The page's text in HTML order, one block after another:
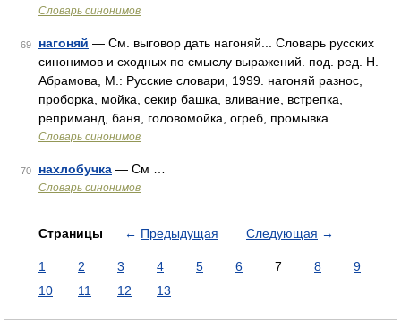
Словарь синонимов
69 нагоняй — См. выговор дать нагоняй... Словарь русских
синонимов и сходных по смыслу выражений. под. ред. Н.
Абрамова, М.: Русские словари, 1999. нагоняй разнос,
проборка, мойка, секир башка, вливание, встрепка,
реприманд, баня, головомойка, огреб, промывка …
Словарь синонимов
70 нахлобучка — См …
Словарь синонимов
Страницы ← Предыдущая Следующая →
1 2 3 4 5 6 7 8
9
10
11 12 13